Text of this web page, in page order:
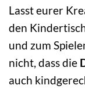
Lasst eurer
den
und zum
nicht, dass die
auch